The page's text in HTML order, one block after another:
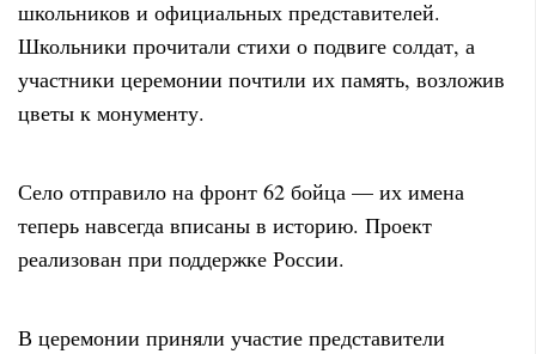
школьников и официальных представителей.
Школьники прочитали стихи о подвиге солдат, а
участники церемонии почтили их память, возложив
цветы к монументу.
Село отправило на фронт 62 бойца — их имена
теперь навсегда вписаны в историю. Проект
реализован при поддержке России.
В церемонии приняли участие представители